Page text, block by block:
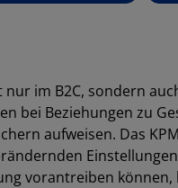
im B2C, sondern
bei Beziehungen zu
aufweisen. Das
vorantreiben